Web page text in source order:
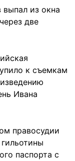
из окна
две
к съемкам
Ивана
правосудии
паспорта с